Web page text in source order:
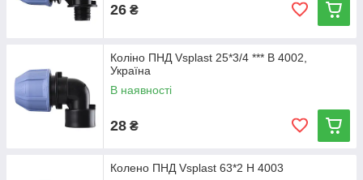
26 ₴
Коліно ПНД Vsplast 25*3/4 *** В 4002,
Україна
В наявності
28 ₴
Колено ПНД Vsplast 63*2 Н 4003